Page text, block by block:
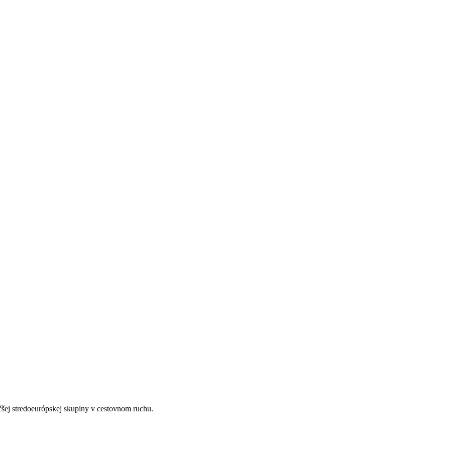
otvorená 24 hodín denne (prihlásenie je možné od 14:00 hodín, odhlásenie do 10:00 hodín), lobby, klimatizácia, trezor (za poplatok),
(klimatizovaná). Wi-Fi je hotelovým hosťom k dispozícii zadarmo. Služba prania bielizne a služba žehlenia bielizne sú za poplatok.
raňajok a večere a nápojov (limitované) počas jedla.
m) a plážový volejbal. Vo vzdialenosti cca 200 m sú ponúkané vodné športy ako napr. vodný skúter a vodné lyže (čiastočne od
a satelit.TV a tiež centrálne riadenou klimatizáciou. Kúpeľňa so sprchou (veľkosť: cca 15 m²).
(za poplatok) a satelit.TV a tiež centrálne riadenou klimatizáciou. Kúpeľňa so sprchou (veľkosť: cca 19 m²).
stredoeurópskej skupiny v cestovnom ruchu.